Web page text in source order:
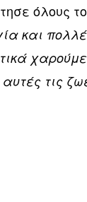
όλους
και
τις